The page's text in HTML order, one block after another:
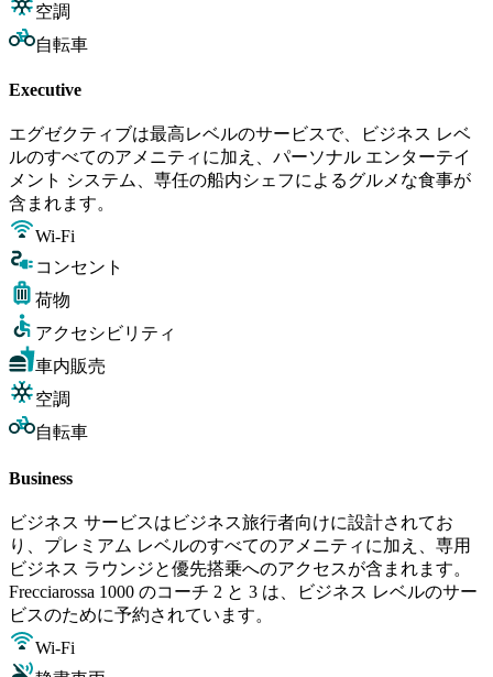
空調
自転車
Executive
エグゼクティブは最高レベルのサービスで、ビジネス レベ
ルのすべてのアメニティに加え、パーソナル エンターテイ
メント システム、専任の船内シェフによるグルメな食事が
含まれます。
Wi-Fi
コンセント
荷物
アクセシビリティ
車内販売
空調
自転車
Business
ビジネス サービスはビジネス旅行者向けに設計されてお
り、プレミアム レベルのすべてのアメニティに加え、専用
ビジネス ラウンジと優先搭乗へのアクセスが含まれます。
Frecciarossa 1000 のコーチ 2 と 3 は、ビジネス レベルのサー
ビスのために予約されています。
Wi-Fi